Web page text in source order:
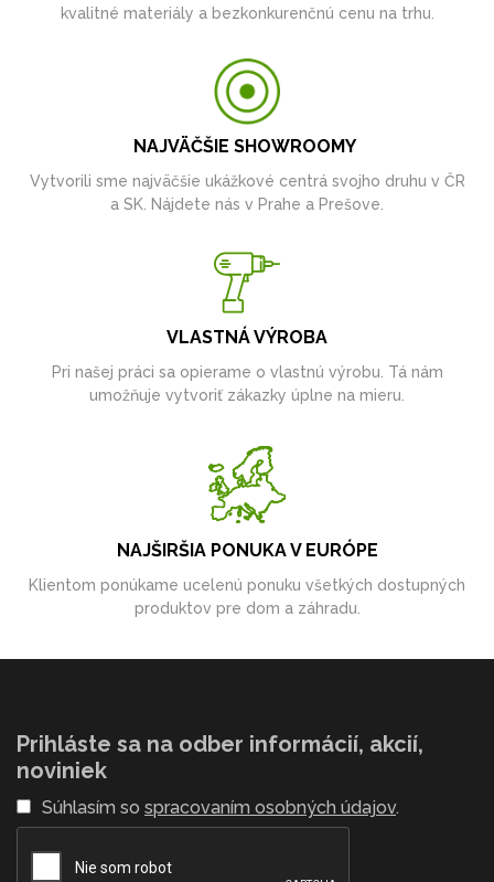
kvalitné materiály a bezkonkurenčnú cenu na trhu.
NAJVÄČŠIE SHOWROOMY
Vytvorili sme najväčšie ukážkové centrá svojho druhu v ČR
a SK. Nájdete nás v Prahe a Prešove.
VLASTNÁ VÝROBA
Pri našej práci sa opierame o vlastnú výrobu. Tá nám
umožňuje vytvoriť zákazky úplne na mieru.
NAJŠIRŠIA PONUKA V EURÓPE
Klientom ponúkame ucelenú ponuku všetkých dostupných
produktov pre dom a záhradu.
Prihláste sa na odber informácií, akcií,
noviniek
Súhlasím so spracovaním osobných údajov.